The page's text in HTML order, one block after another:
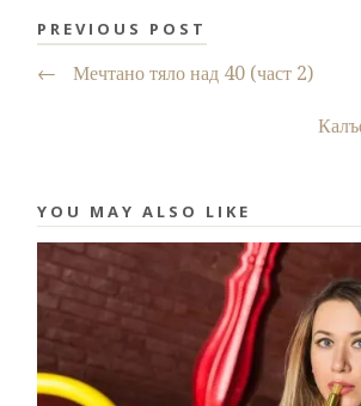
PREVIOUS POST
← Мечтано тяло над 40 (част 2)
YOU MAY ALSO LIKE